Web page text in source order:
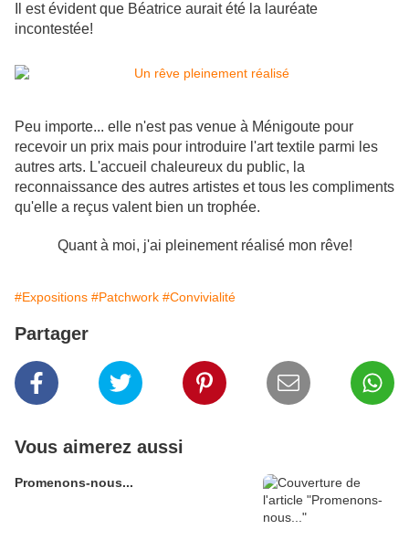
Il est évident que Béatrice aurait été la lauréate
incontestée!
Peu importe... elle n'est pas venue à Ménigoute pour
recevoir un prix mais pour introduire l'art textile parmi les
autres arts. L'accueil chaleureux du public, la
reconnaissance des autres artistes et tous les compliments
qu'elle a reçus valent bien un trophée.
Quant à moi, j'ai pleinement réalisé mon rêve!
#Expositions #Patchwork #Convivialité
Partager
Vous aimerez aussi
Promenons-nous...